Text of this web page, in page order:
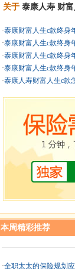
关于 泰康人寿 财
·泰康财富人生c款终身
·泰康财富人生c款终身
·泰康财富人生c款终身
·泰康财富人生c款终身
·泰康人寿财富人生c款
本周精彩推荐
·全职太太的保险规划